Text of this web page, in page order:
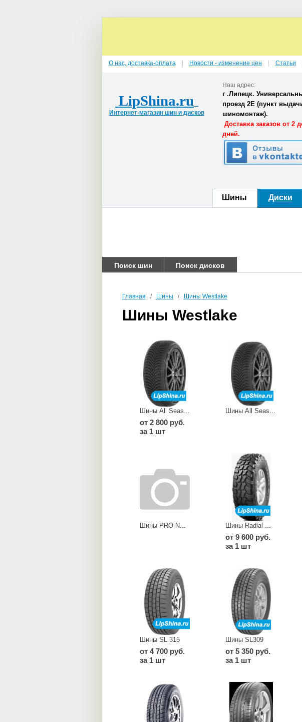
LipShina.ru
Интернет-магазин шин и дисков
Наш адрес:
г .Липецк.
проезд 2Е (пункт
шиномонтаж).
Доставка заказов от 2
дней.
Шины Диски
О нас, доставка-оплата Новости - изменение цен Статьи
Поиск шин Поиск дисков
Главная / Шины / Шины Westlake
Шины Westlake
Шины All Season Elite Z 401
от 2 800 руб.
за 1 шт
Шины All Season Elite Z-401
от 9 600 руб.
за 1 шт
Шины SL 315
от 4 700 руб.
за 1 шт
Шины SL309
от 5 350 руб.
за 1 шт